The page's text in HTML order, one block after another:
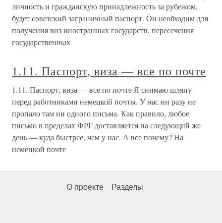
личность и гражданскую принадлежность за рубежом,
будет советский заграничный паспорт. Он необходим для
получения виз иностранных государств, пересечения
государственных
1.11. Паспорт, виза — все по почте
1.11. Паспорт, виза — все по почте Я снимаю шляпу
перед работниками немецкой почты. У нас ни разу не
пропало там ни одного письма. Как правило, любое
письмо в пределах ФРГ доставляется на следующий же
день — куда быстрее, чем у нас. А все почему? На
немецкой почте
О проекте Разделы